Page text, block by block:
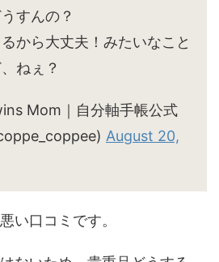
すんの？
から大丈夫！みたいなこと
ねぇ？
Mom｜自分軸手帳公式
August 20,
い口コミです。